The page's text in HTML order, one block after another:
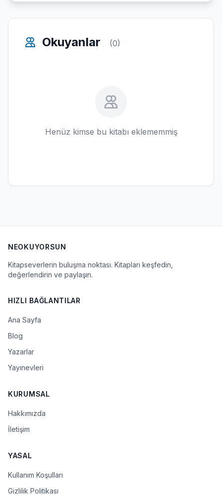
Okuyanlar (0)
Henüz kimse bu kitabı eklememmiş
NEOKUYORSUN
Kitapseverlerin buluşma noktası. Kitapları keşfedin,
değerlendirin ve paylaşın.
HIZLI BAĞLANTILAR
Ana Sayfa
Blog
Yazarlar
Yayınevleri
KURUMSAL
Hakkımızda
İletişim
YASAL
Kullanım Koşulları
Gizlilik Politikası